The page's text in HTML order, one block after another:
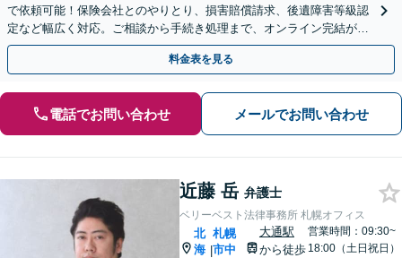
で依頼可能！保険会社とのやりとり、損害賠償請求、後遺障害等級認
定など幅広く対応。ご相談から手続き処理まで、オンライン完結が可
能です【休日・夜間面談OK】【すすきの駅2分】
料金表を見る
電話でお問い合わせ メールでお問い合わせ
近藤 岳 弁護士
ベリーベスト法律事務所 札幌オフィス
北
海 |
札幌
市中
大通駅
から徒歩
営業時間：09:30~
18:00（土日祝日）